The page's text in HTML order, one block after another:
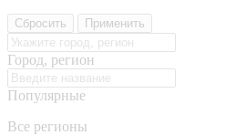
Сбросить Применить
Город, регион
Популярные
Все регионы